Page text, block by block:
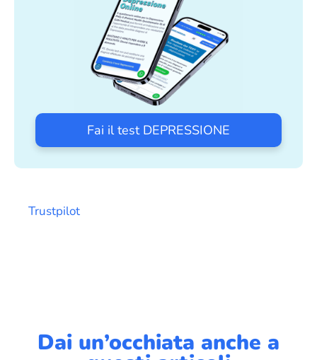
Fai il test DEPRESSIONE
Trustpilot
Dai un’occhiata anche a